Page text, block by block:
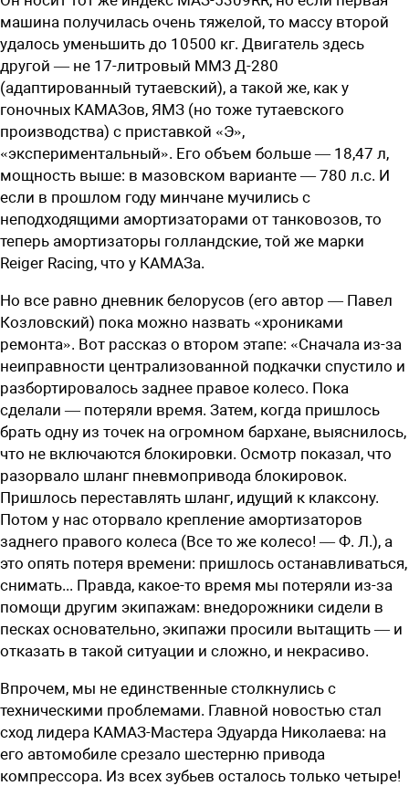
машина получилась очень тяжелой, то массу второй
удалось уменьшить до 10500 кг. Двигатель здесь
другой — не 17-литровый ММЗ Д-280
(адаптированный тутаевский), а такой же, как у
гоночных КАМАЗов, ЯМЗ (но тоже тутаевского
производства) с приставкой «Э»,
«экспериментальный». Его объем больше — 18,47 л,
мощность выше: в мазовском варианте — 780 л.с. И
если в прошлом году минчане мучились с
неподходящими амортизаторами от танковозов, то
теперь амортизаторы голландские, той же марки
Reiger Racing, что у КАМАЗа.
Но все равно дневник белорусов (его автор — Павел
Козловский) пока можно назвать «хрониками
ремонта». Вот рассказ о втором этапе: «Сначала из-за
неиправности централизованной подкачки спустило и
разбортировалось заднее правое колесо. Пока
сделали — потеряли время. Затем, когда пришлось
брать одну из точек на огромном бархане, выяснилось,
что не включаются блокировки. Осмотр показал, что
разорвало шланг пневмопривода блокировок.
Пришлось переставлять шланг, идущий к клаксону.
Потом у нас оторвало крепление амортизаторов
заднего правого колеса (Все то же колесо! — Ф. Л.), а
это опять потеря времени: пришлось останавливаться,
снимать... Правда, какое-то время мы потеряли из-за
помощи другим экипажам: внедорожники сидели в
песках основательно, экипажи просили вытащить — и
отказать в такой ситуации и сложно, и некрасиво.
Впрочем, мы не единственные столкнулись с
техническими проблемами. Главной новостью стал
сход лидера КАМАЗ-Мастера Эдуарда Николаева: на
его автомобиле срезало шестерню привода
компрессора. Из всех зубьев осталось только четыре!